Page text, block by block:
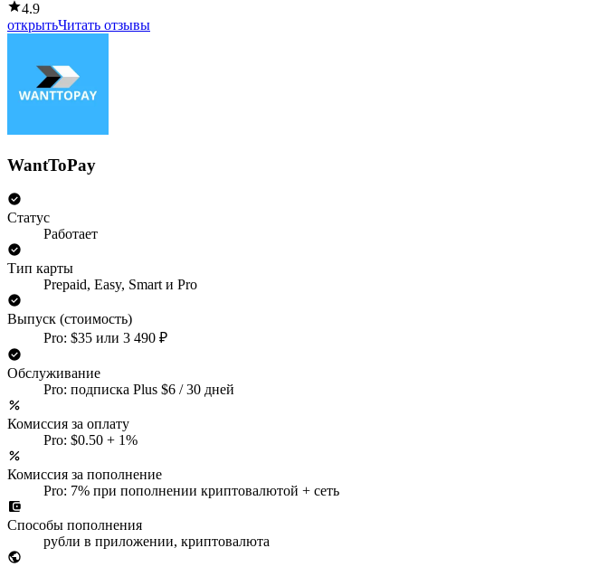
4.9
открытьЧитать отзывы
WantToPay
Статус
Работает
Тип карты
Prepaid, Easy, Smart и Pro
Выпуск (стоимость)
Pro: $35 или 3 490 ₽
Обслуживание
Pro: подписка Plus $6 / 30 дней
Комиссия за оплату
Pro: $0.50 + 1%
Комиссия за пополнение
Pro: 7% при пополнении криптовалютой + сеть
Способы пополнения
рубли в приложении, криптовалюта